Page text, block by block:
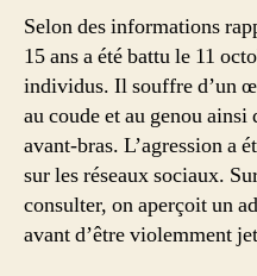
Selon des informations
15 ans a été battu le 11
individus. Il souffre d’un
au coude et au genou ainsi
avant-bras. L’agression a
sur les réseaux sociaux.
consulter, on aperçoit un
avant d’être violemment